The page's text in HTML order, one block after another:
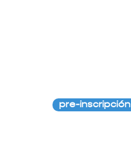
pre-inscripción